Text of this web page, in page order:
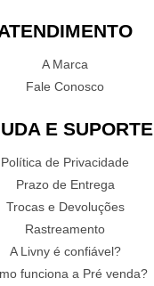
A Marca
Fale Conosco
E SUPORTE
Política de Privacidade
Prazo de Entrega
Trocas e Devoluções
Rastreamento
A Livny é confiável?
funciona a Pré venda?